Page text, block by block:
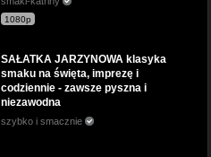
1080p
SAŁATKA JARZYNOWA klasyka
smaku na święta, imprezę i
codziennie - zawsze pyszna i
niezawodna
szybko i smacznie